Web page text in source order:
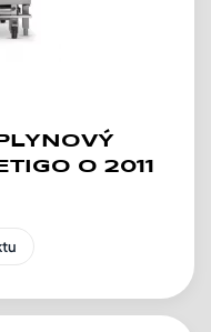
O 2011